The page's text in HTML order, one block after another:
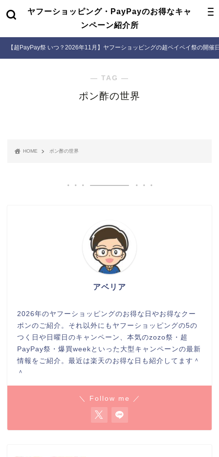
ヤフーショッピング・PayPayのお得なキャ
ンペーン紹介所
【超PayPay祭 いつ？2026年11月】ヤフーショッピングの超ペイペイ祭の開催
― TAG ―
ポン酢の世界
HOME ポン酢の世界
アベリア
2026年のヤフーショッピングのお得な日やお得なクー
ポンのご紹介。それ以外にもヤフーショッピングの5の
つく日や日曜日のキャンペーン、本気のzozo祭・超
PayPay祭・爆買weekといった大型キャンペーンの最新
情報をご紹介。最近は楽天のお得な日も紹介してます＾
＾
＼ Follow me ／